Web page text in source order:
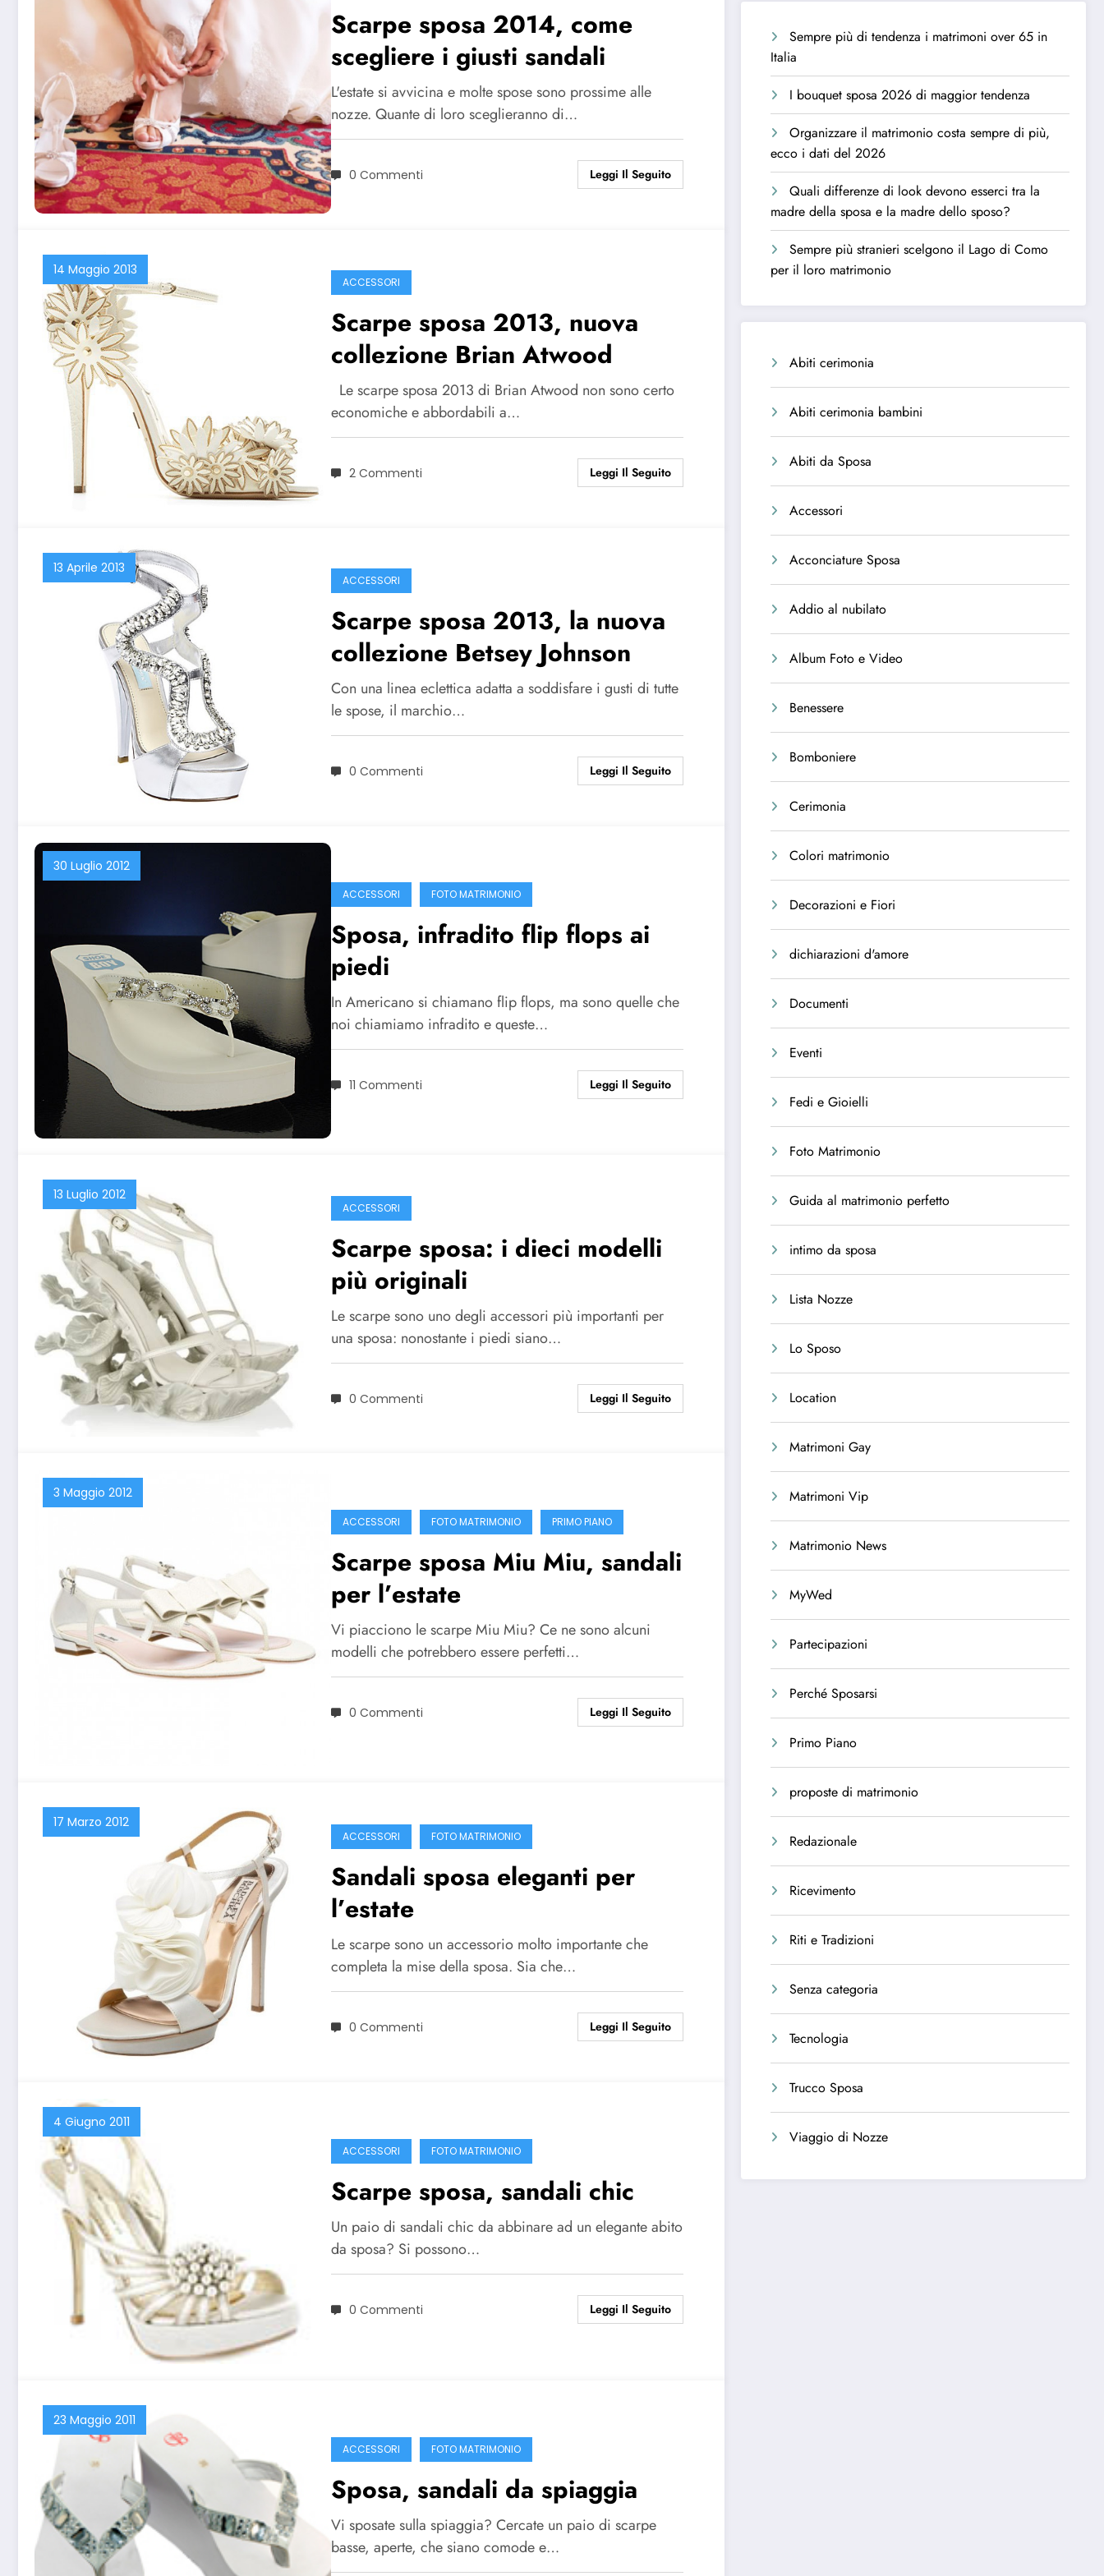
Scarpe sposa 2014, come
scegliere i giusti sandali
L'estate si avvicina e molte spose sono prossime alle
nozze. Quante di loro sceglieranno di…
0 Commenti Leggi Il Seguito
14 Maggio 2013
ACCESSORI
Scarpe sposa 2013, nuova
collezione Brian Atwood
Le scarpe sposa 2013 di Brian Atwood non sono certo
economiche e abbordabili a…
2 Commenti Leggi Il Seguito
13 Aprile 2013
ACCESSORI
Scarpe sposa 2013, la nuova
collezione Betsey Johnson
Con una linea eclettica adatta a soddisfare i gusti di tutte
le spose, il marchio…
0 Commenti Leggi Il Seguito
30 Luglio 2012
ACCESSORI FOTO MATRIMONIO
Sposa, infradito flip flops ai
piedi
In Americano si chiamano flip flops, ma sono quelle che
noi chiamiamo infradito e queste…
11 Commenti Leggi Il Seguito
13 Luglio 2012
ACCESSORI
Scarpe sposa: i dieci modelli
più originali
Le scarpe sono uno degli accessori più importanti per
una sposa: nonostante i piedi siano…
0 Commenti Leggi Il Seguito
3 Maggio 2012
ACCESSORI FOTO MATRIMONIO PRIMO PIANO
Scarpe sposa Miu Miu, sandali
per l’estate
Vi piacciono le scarpe Miu Miu? Ce ne sono alcuni
modelli che potrebbero essere perfetti…
0 Commenti Leggi Il Seguito
17 Marzo 2012
ACCESSORI FOTO MATRIMONIO
Sandali sposa eleganti per
l’estate
Le scarpe sono un accessorio molto importante che
completa la mise della sposa. Sia che…
0 Commenti Leggi Il Seguito
4 Giugno 2011
ACCESSORI FOTO MATRIMONIO
Scarpe sposa, sandali chic
Un paio di sandali chic da abbinare ad un elegante abito
da sposa? Si possono…
0 Commenti Leggi Il Seguito
23 Maggio 2011
ACCESSORI FOTO MATRIMONIO
Sposa, sandali da spiaggia
Vi sposate sulla spiaggia? Cercate un paio di scarpe
basse, aperte, che siano comode e…
Sempre più di tendenza i matrimoni over 65 in
Italia
I bouquet sposa 2026 di maggior tendenza
Organizzare il matrimonio costa sempre di più,
ecco i dati del 2026
Quali differenze di look devono esserci tra la
madre della sposa e la madre dello sposo?
Sempre più stranieri scelgono il Lago di Como
per il loro matrimonio
Abiti cerimonia
Abiti cerimonia bambini
Abiti da Sposa
Accessori
Acconciature Sposa
Addio al nubilato
Album Foto e Video
Benessere
Bomboniere
Cerimonia
Colori matrimonio
Decorazioni e Fiori
dichiarazioni d'amore
Documenti
Eventi
Fedi e Gioielli
Foto Matrimonio
Guida al matrimonio perfetto
intimo da sposa
Lista Nozze
Lo Sposo
Location
Matrimoni Gay
Matrimoni Vip
Matrimonio News
MyWed
Partecipazioni
Perché Sposarsi
Primo Piano
proposte di matrimonio
Redazionale
Ricevimento
Riti e Tradizioni
Senza categoria
Tecnologia
Trucco Sposa
Viaggio di Nozze